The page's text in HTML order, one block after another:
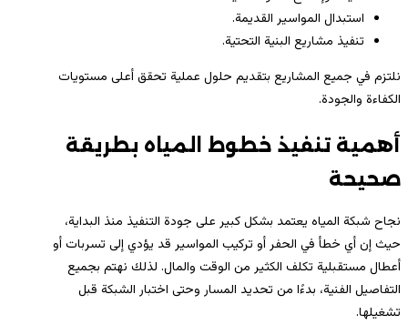
استبدال المواسير القديمة.
تنفيذ مشاريع البنية التحتية.
نلتزم في جميع المشاريع بتقديم حلول عملية تحقق أعلى مستويات
الكفاءة والجودة.
أهمية تنفيذ خطوط المياه بطريقة
صحيحة
نجاح شبكة المياه يعتمد بشكل كبير على جودة التنفيذ منذ البداية،
حيث إن أي خطأ في الحفر أو تركيب المواسير قد يؤدي إلى تسربات أو
أعطال مستقبلية تكلف الكثير من الوقت والمال. لذلك نهتم بجميع
التفاصيل الفنية، بدءًا من تحديد المسار وحتى اختبار الشبكة قبل
تشغيلها.